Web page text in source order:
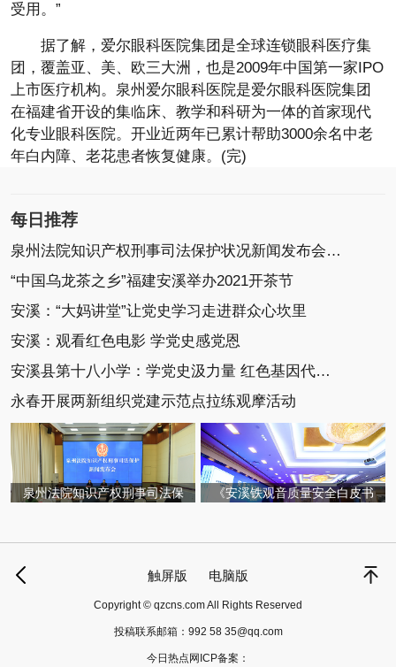
受用。”
据了解，爱尔眼科医院集团是全球连锁眼科医疗集
团，覆盖亚、美、欧三大洲，也是2009年中国第一家IPO
上市医疗机构。泉州爱尔眼科医院是爱尔眼科医院集团
在福建省开设的集临床、教学和科研为一体的首家现代
化专业眼科医院。开业近两年已累计帮助3000余名中老
年白内障、老花患者恢复健康。(完)
每日推荐
泉州法院知识产权刑事司法保护状况新闻发布会召开
“中国乌龙茶之乡”福建安溪举办2021开茶节
安溪：“大妈讲堂”让党史学习走进群众心坎里
安溪：观看红色电影 学党史感党恩
安溪县第十八小学：学党史汲力量 红色基因代代传
永春开展两新组织党建示范点拉练观摩活动
泉州法院知识产权刑事司法保 《安溪铁观音质量安全白皮书
触屏版 电脑版
Copyright © qzcns.com All Rights Reserved
投稿联系邮箱： 992 58 35@qq.com
今日热点网ICP备案：